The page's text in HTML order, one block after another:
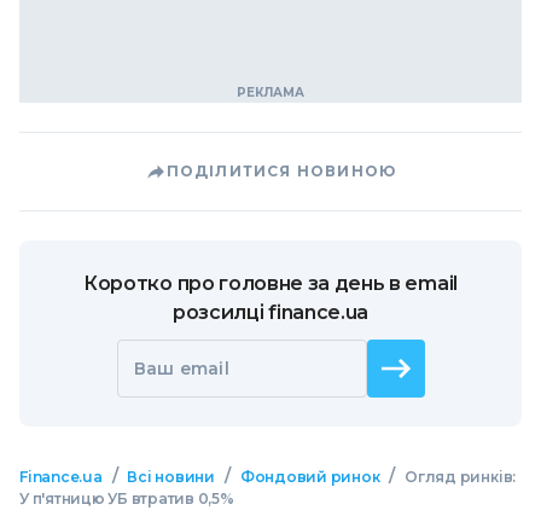
ПОДІЛИТИСЯ НОВИНОЮ
Коротко про головне за день в email
розсилці finance.ua
Ваш email
Finance.ua / Всі новини / Фондовий ринок / Огляд ринків:
У п'ятницю УБ втратив 0,5%